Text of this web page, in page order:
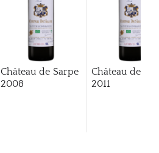
Château de Sarpe
2008
Château de
2011